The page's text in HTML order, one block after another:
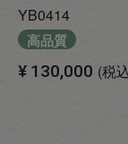
YB0414
高品質
¥ 130,000 税